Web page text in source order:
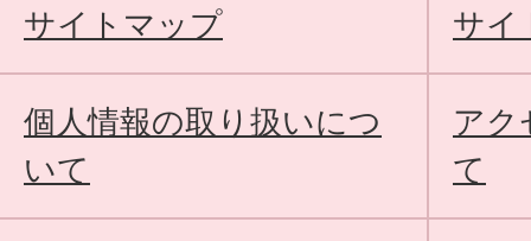
サイトマップ サイ
個人情報の取り扱いにつ
いて
アク
て